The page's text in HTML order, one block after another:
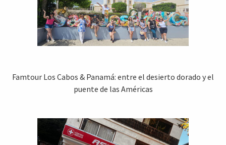
Famtour Los Cabos & Panamá: entre el desierto dorado y el
puente de las Américas